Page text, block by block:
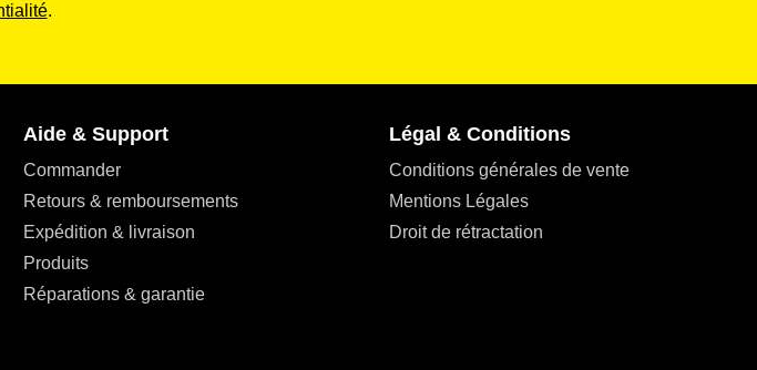
.
Aide & Support
Commander
Retours & remboursements
Expédition & livraison
Produits
Réparations & garantie
Légal & Conditions
Conditions générales de vente
Mentions Légales
Droit de rétractation